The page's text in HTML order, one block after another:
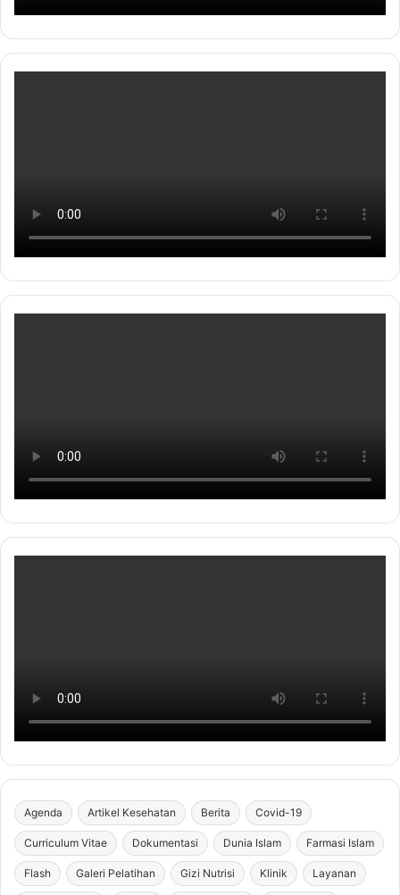
Agenda Artikel Kesehatan Berita Covid-19
Curriculum Vitae Dokumentasi Dunia Islam Farmasi Islam
Flash Galeri Pelatihan Gizi Nutrisi Klinik Layanan